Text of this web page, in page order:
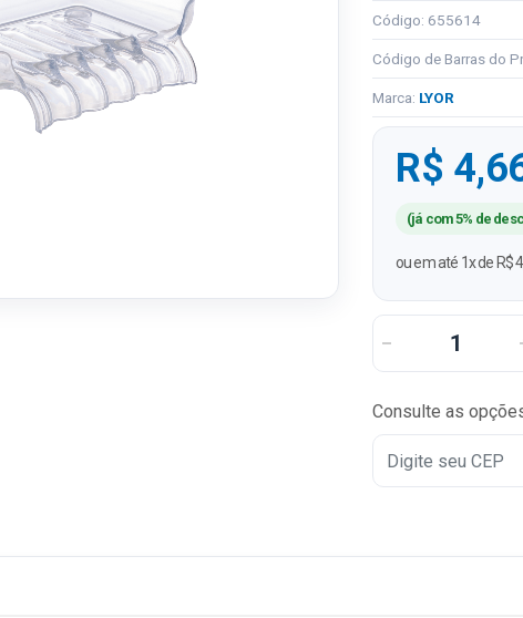
Código: 655614
Código de Barras do
Marca: LYOR
R$
(já com 5% de
ou em até 1x de R$
Consulte as